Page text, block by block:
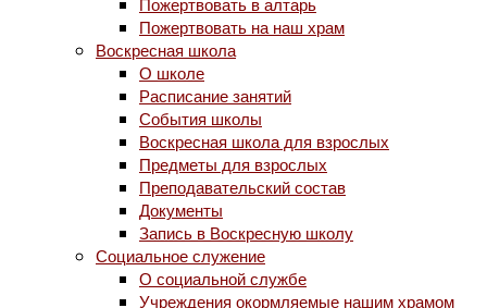
Пожертвовать на наш храм
Воскресная школа
О школе
Расписание занятий
События школы
Воскресная школа для взрослых
Предметы для взрослых
Преподавательский состав
Документы
Запись в Воскресную школу
Социальное служение
О социальной службе
Учреждения окормляемые нашим храмом